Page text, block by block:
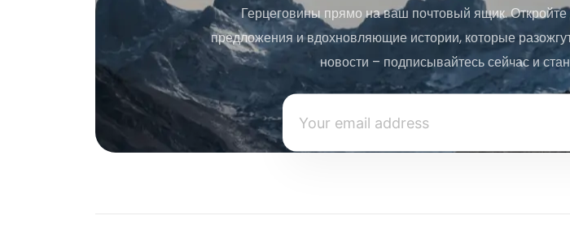
Герцеговины прямо на ваш почтовый ящик.
предложения и вдохновляющие истории, которые
новости – подписывайтесь сейчас и